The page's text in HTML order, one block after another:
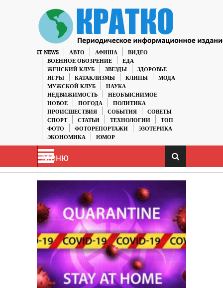
IT NEWS АВТО АФИША
ВИДЕО
ВОЕННОЕ ОБОЗРЕНИЕ
ЕДА
ЖЕНСКИЙ КЛУБ
ЗВЕЗДЫ
ЗДОРОВЬЕ
ИГРЫ
КАТАКЛИЗМЫ КЛИПЫ
МОДА
МУЖСКОЙ КЛУБ
НАУКА
НЕДВИЖИМОСТЬ
НЕОБЪЯСНИМОЕ
НОВОЕ
ПОГОДА
ПОЛИТИКА
ПРОИСШЕСТВИЯ
СОБЫТИЯ
СОВЕТЫ
СПОРТ
СТАТЬИ ТЕХНОЛОГИИ
ТОП
ФОТО
ФОТОРЕПОРТАЖИ
ЭЗОТЕРИКА
ЭКОНОМИКА
ЮМОР
Меню